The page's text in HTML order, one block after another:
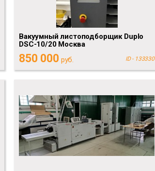
Вакуумный листоподборщик Duplo
DSC-10/20 Москва
850 000 руб. ID - 133330